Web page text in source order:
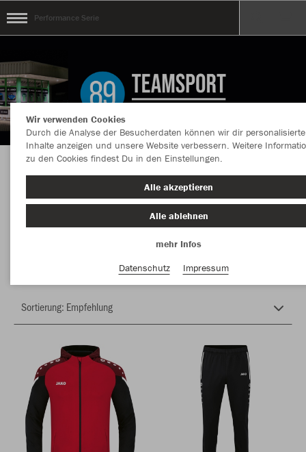
Performance Serie
Herzlich Willkommen im Teamshop
Performance Serie
Wir verwenden Cookies
Durch die Analyse der Besucherdaten können wir dir personalisierte
Inhalte anzeigen und unsere Website verbessern. Weitere
zu den Cookies findest Du in den Einstellungen.
Alle akzeptieren
Alle ablehnen
mehr Infos
Datenschutz
Impressum